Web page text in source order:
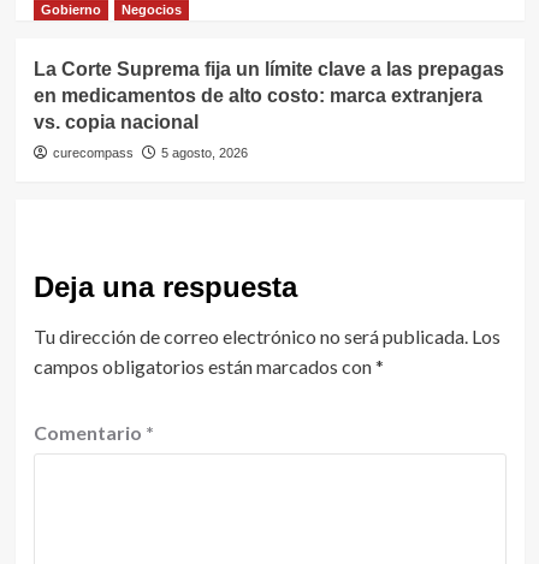
Gobierno
Negocios
La Corte Suprema fija un límite clave a las prepagas
en medicamentos de alto costo: marca extranjera
vs. copia nacional
curecompass 5 agosto, 2026
Deja una respuesta
Tu dirección de correo electrónico no será publicada. Los
campos obligatorios están marcados con*
Comentario *